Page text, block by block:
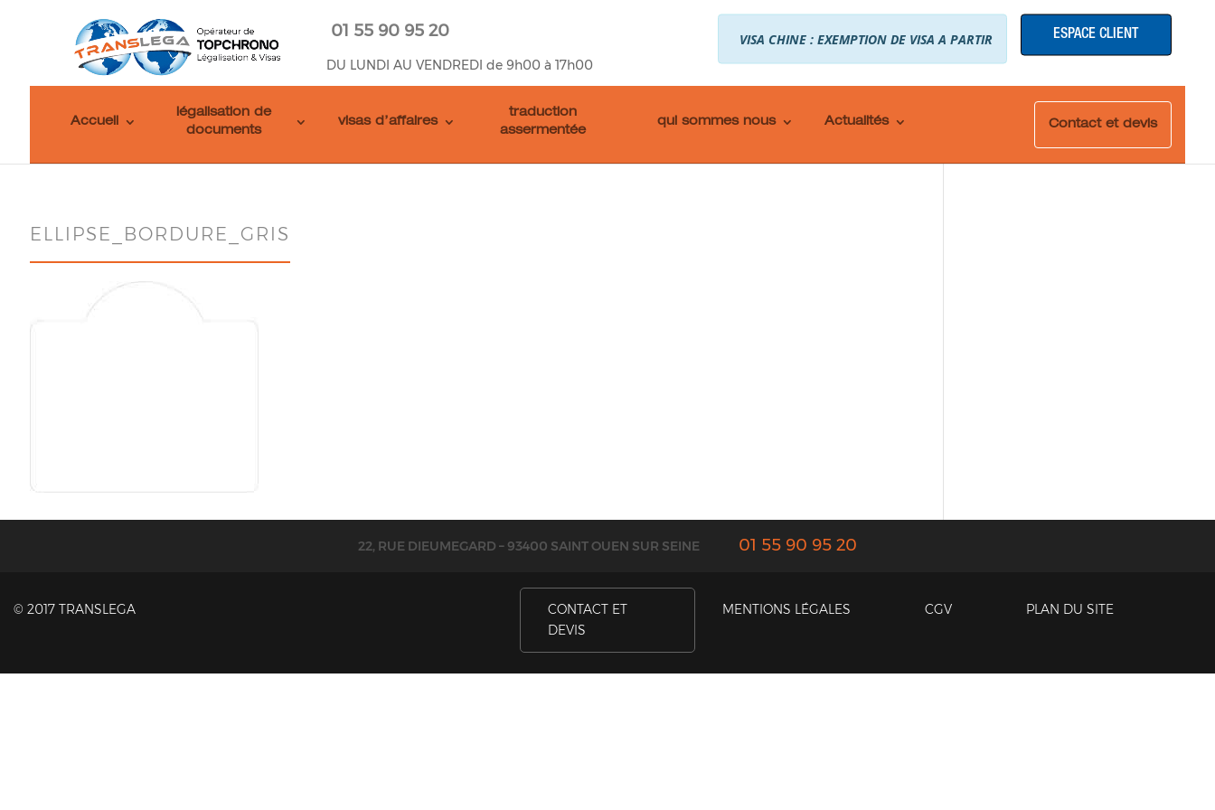
01 55 90 95 20
DU LUNDI AU VENDREDI de 9h00 à 17h00
VISA CHINE : EXEMPTION DE VISA A PARTIR ESPACE CLIENT
Accueil
légalisation de
documents
visas d’affaires
traduction
assermentée
qui sommes nous Actualités Contact et devis
ELLIPSE_BORDURE_GRIS
22, RUE DIEUMEGARD – 93400 SAINT OUEN SUR SEINE 01 55 90 95 20
© 2017 TRANSLEGA
CONTACT ET
DEVIS
MENTIONS LÉGALES CGV PLAN DU SITE